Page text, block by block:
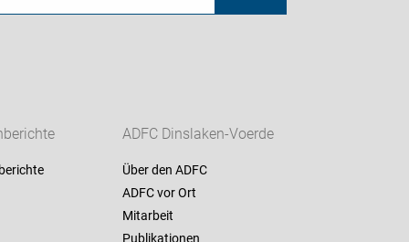
ADFC Dinslaken-Voerde
Über den ADFC
ADFC vor Ort
Mitarbeit
Publikationen